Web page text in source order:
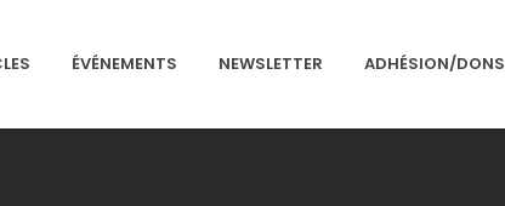
ÉVÉNEMENTS NEWSLETTER ADHÉSION/DONS